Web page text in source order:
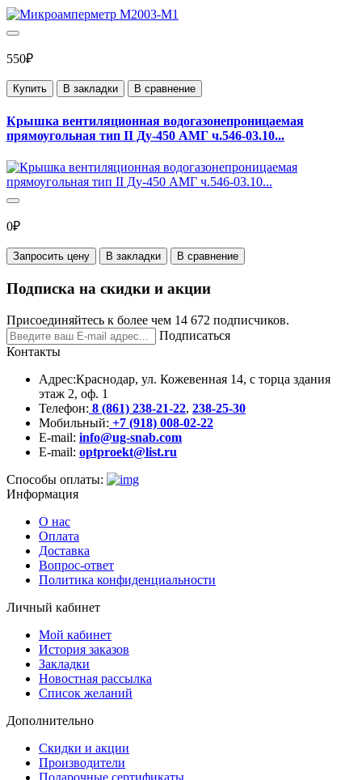
550₽
Купить В закладки В сравнение
Крышка вентиляционная водогазонепроницаемая
прямоугольная тип II Ду-450 АМГ ч.546-03.10...
0₽
Запросить цену В закладки В сравнение
Подписка на скидки и акции
Присоединяйтесь к более чем 14 672 подписчиков.
Подписаться
Контакты
Адрес:Краснодар, ул. Кожевенная 14, с торца здания
этаж 2, оф. 1
Телефон: 8 (861) 238-21-22, 238-25-30
Мобильный: +7 (918) 008-02-22
E-mail: info@ug-snab.com
E-mail: optproekt@list.ru
Способы оплаты:
Информация
О нас
Оплата
Доставка
Вопрос-ответ
Политика конфиденциальности
Личный кабинет
Мой кабинет
История заказов
Закладки
Новостная рассылка
Список желаний
Дополнительно
Скидки и акции
Производители
Подарочные сертификаты